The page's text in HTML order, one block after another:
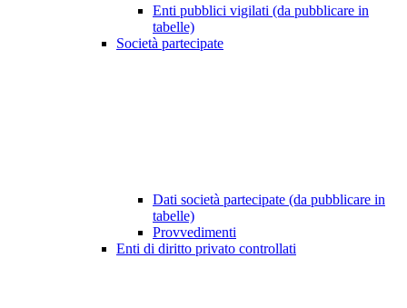
Enti pubblici vigilati (da pubblicare in
tabelle)
Società partecipate
Dati società partecipate (da pubblicare in
tabelle)
Provvedimenti
Enti di diritto privato controllati